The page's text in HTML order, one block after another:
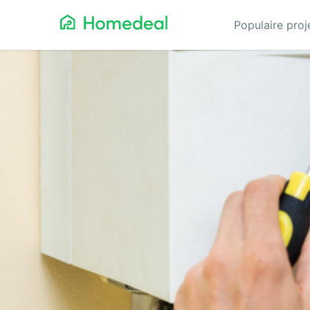
Populaire
Cv-ketels